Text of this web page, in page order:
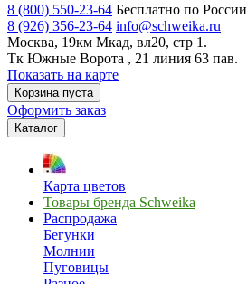
8 (800) 550-23-64 Бесплатно по России
8 (926) 356-23-64 info@schweika.ru
Москва, 19км Мкад, вл20, стр 1.
Тк Южные Ворота , 21 линия 63 пав.
Показать на карте
Корзина пуста
Оформить заказ
Каталог
Карта цветов
Товары бренда Schweika
Распродажа
Бегунки
Молнии
Пуговицы